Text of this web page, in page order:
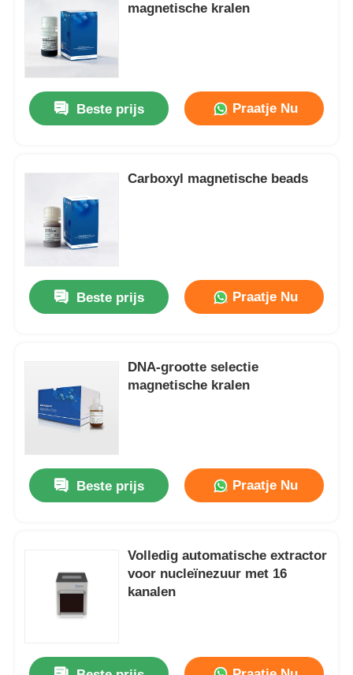
Producten
Over Ons
magnetische kralen
Beste prijs Praatje Nu
Carboxyl magnetische beads
Beste prijs Praatje Nu
DNA-grootte selectie
magnetische kralen
Beste prijs Praatje Nu
Volledig automatische extractor
voor nucleïnezuur met 16
kanalen
Ls Kolom